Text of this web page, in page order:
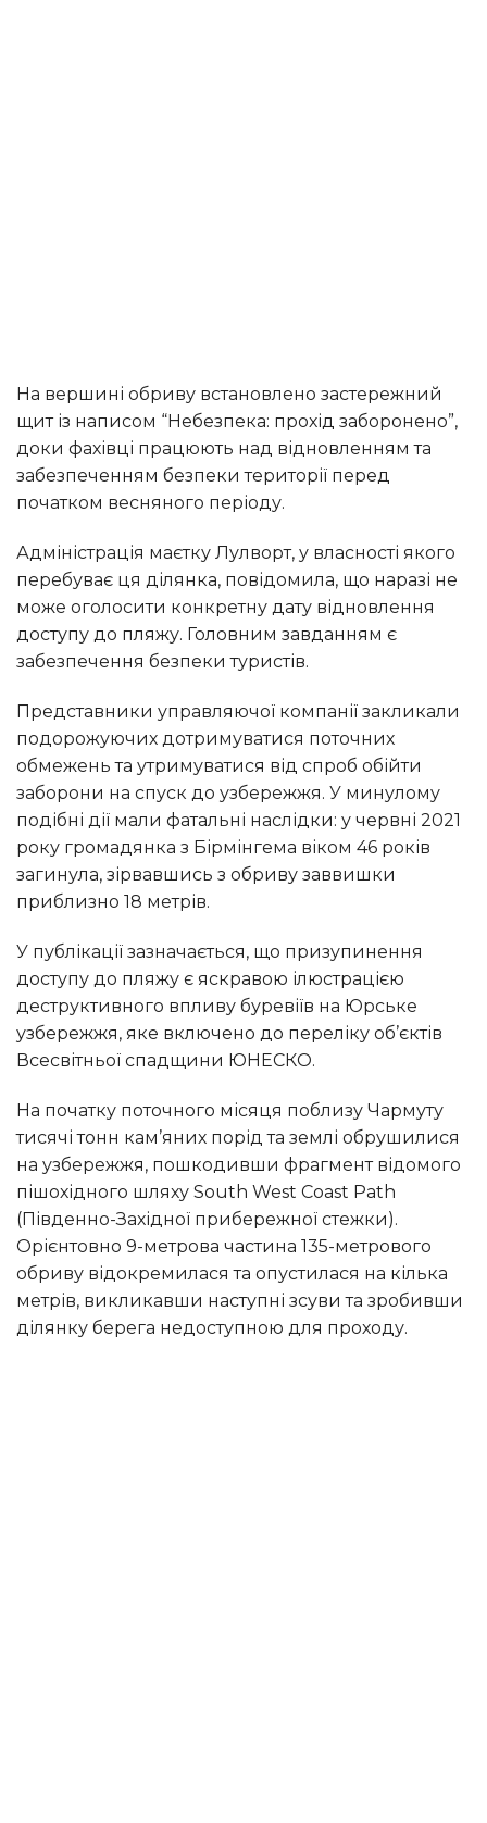
На вершині обриву встановлено застережний
щит із написом “Небезпека: прохід заборонено”,
доки фахівці працюють над відновленням та
забезпеченням безпеки території перед
початком весняного періоду.
Адміністрація маєтку Лулворт, у власності якого
перебуває ця ділянка, повідомила, що наразі не
може оголосити конкретну дату відновлення
доступу до пляжу. Головним завданням є
забезпечення безпеки туристів.
Представники управляючої компанії закликали
подорожуючих дотримуватися поточних
обмежень та утримуватися від спроб обійти
заборони на спуск до узбережжя. У минулому
подібні дії мали фатальні наслідки: у червні 2021
року громадянка з Бірмінгема віком 46 років
загинула, зірвавшись з обриву заввишки
приблизно 18 метрів.
У публікації зазначається, що призупинення
доступу до пляжу є яскравою ілюстрацією
деструктивного впливу буревіїв на Юрське
узбережжя, яке включено до переліку об’єктів
Всесвітньої спадщини ЮНЕСКО.
На початку поточного місяця поблизу Чармуту
тисячі тонн кам’яних порід та землі обрушилися
на узбережжя, пошкодивши фрагмент відомого
пішохідного шляху South West Coast Path
(Південно-Західної прибережної стежки).
Орієнтовно 9-метрова частина 135-метрового
обриву відокремилася та опустилася на кілька
метрів, викликавши наступні зсуви та зробивши
ділянку берега недоступною для проходу.